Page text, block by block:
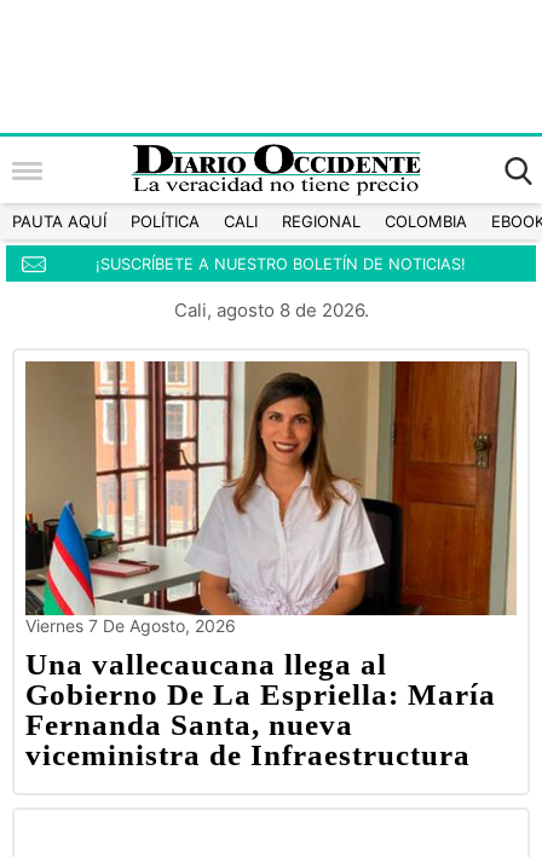
PAUTA AQUÍ POLÍTICA CALI REGIONAL COLOMBIA
¡SUSCRÍBETE A NUESTRO BOLETÍN DE NOTICIAS!
Cali, agosto 8 de 2026.
Viernes 7 De Agosto, 2026
Una vallecaucana llega al
Gobierno De La Espriella: María
Fernanda Santa, nueva
viceministra de Infraestructura